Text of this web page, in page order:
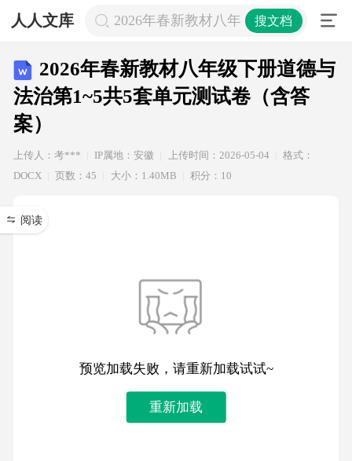
人人文库 2026年春新教材八年级下册道德与法
搜文档
2026年春新教材八年级下册道德与
法治第1~5共5套单元测试卷（含答
案）
上传人：考*** IP属地：安徽 上传时间：2026-05-04
格式：
DOCX
页数：45 大小：1.40MB 积分：10
阅读
预览加载失败，请重新加载试试~
重新加载